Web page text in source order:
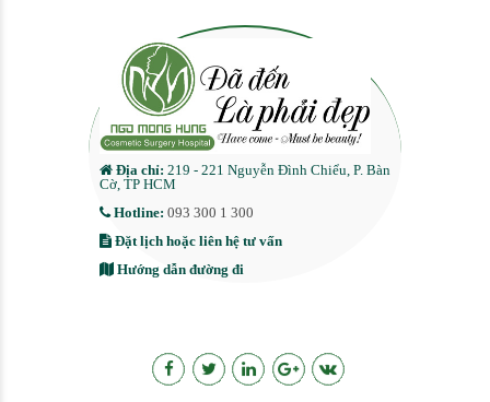
Địa chỉ: 219 - 221 Nguyễn Đình Chiểu, P. Bàn
Cờ, TP HCM
Hotline: 093 300 1 300
Đặt lịch hoặc liên hệ tư vấn
Hướng dẫn đường đi